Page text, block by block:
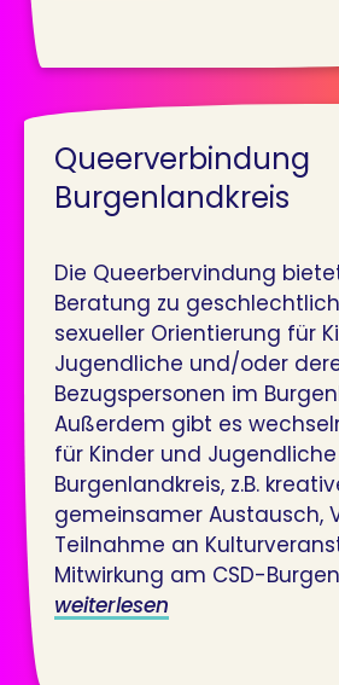
Queerverbindung
Burgenlandkreis
Die Queerbervindung
Beratung zu
sexueller Orientierung für
Jugendliche und/oder
Bezugspersonen im
Außerdem gibt es
für Kinder und
Burgenlandkreis, z.B.
gemeinsamer Austausch,
Teilnahme an
Mitwirkung am CSD-
weiterlesen